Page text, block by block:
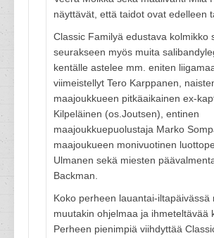
näyttävät, että taidot ovat edelleen
Classic Familyä edustava kolmikko
seurakseen myös muita
kentälle astelee mm. eniten
viimeistellyt Tero Karppanen,
maajoukkueen pitkäaikainen ex-
Kilpeläinen (os.Joutsen), entinen
maajoukkuepuolustaja Marko
maajoukueen monivuotinen
Ulmanen sekä miesten
Backman.
Koko perheen lauantai-iltapäivässä
muutakin ohjelmaa ja ihmeteltävää
Perheen pienimpiä viihdyttää